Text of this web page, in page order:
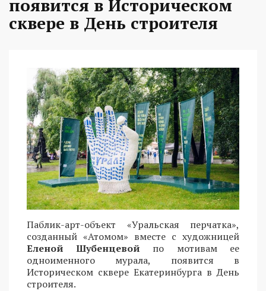
появится в Историческом
сквере в День строителя
Паблик-арт-объект «Уральская перчатка»,
созданный «Атомом» вместе с художницей
Еленой Шубенцевой по мотивам ее
одноименного мурала, появится в
Историческом сквере Екатеринбурга в День
строителя.